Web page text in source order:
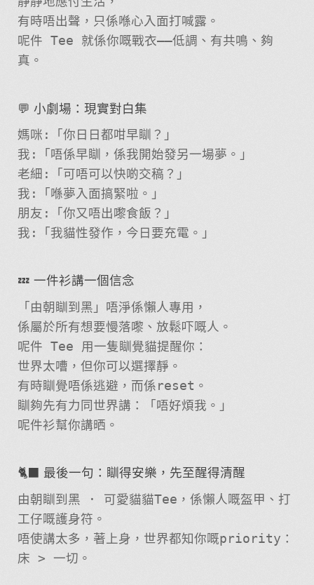
有時唔出聲，只係喺心入面打喊露。
呢件 Tee 就係你嘅戰衣——低調、有共鳴、夠
真。
💬 小劇場：現實對白集
媽咪:「你日日都咁早瞓？」
我:「唔係早瞓，係我開始發另一場夢。」
老細:「可唔可以快啲交稿？」
我:「喺夢入面搞緊啦。」
朋友:「你又唔出嚟食飯？」
我:「我貓性發作，今日要充電。」
💤 一件衫講一個信念
「由朝瞓到黑」唔淨係懶人專用，
係屬於所有想要慢落嚟、放鬆吓嘅人。
呢件 Tee 用一隻瞓覺貓提醒你：
世界太嘈，但你可以選擇靜。
有時瞓覺唔係逃避，而係reset。
瞓夠先有力同世界講：「唔好煩我。」
呢件衫幫你講晒。
🐈‍⬛ 最後一句：瞓得安樂，先至醒得清醒
由朝瞓到黑 · 可愛貓貓Tee，係懶人嘅盔甲、打
工仔嘅護身符。
唔使講太多，著上身，世界都知你嘅priority：
床 > 一切。